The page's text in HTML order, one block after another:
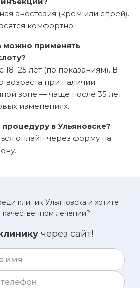
анестезия (крем или спрей).
комфортно.
можно применять
лет (по показаниям). В
возраста при наличии
зоне — чаще после 35 лет
изменениях.
процедуру в Ульяновске?
онлайн через форму на
клиник Ульяновска и хотите
лечении?
через сайт!